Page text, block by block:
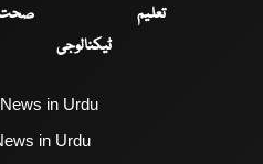
تعلیم
ٹیکنالوجی
in Urdu
in Urdu